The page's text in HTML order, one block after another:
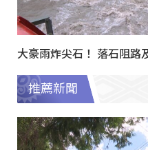
大豪雨炸尖石！ 落石阻路
推薦新聞